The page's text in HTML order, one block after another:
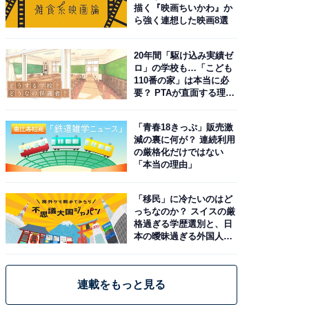
描く『映画ちいかわ』か
ら強く連想した映画8選
20年間「駆け込み実績ゼ
ロ」の学校も…「こども
110番の家」は本当に必
要？ PTAが直面する理想
「青春18きっぷ」販売激
減の裏に何が？ 連続利用
の厳格化だけではない
「本当の理由」
「移民」に冷たいのはど
っちなのか？ スイスの厳
格過ぎる学歴選別と、日
本の曖昧過ぎる外国人政
連載をもっと見る